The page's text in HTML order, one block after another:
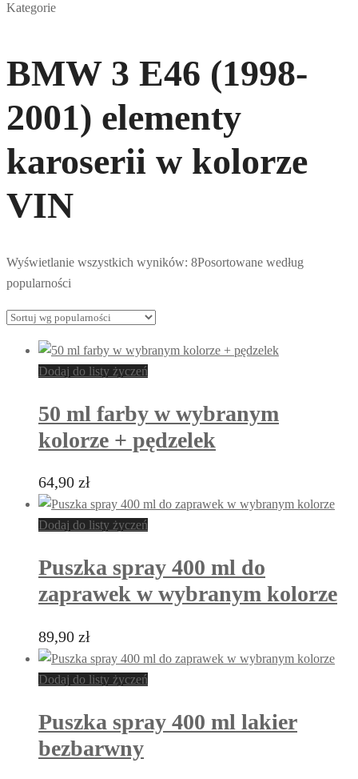
BMW 3 E46 (1998-
2001) elementy
karoserii w kolorze
VIN
Wyświetlanie wszystkich wyników: 8Posortowane według
popularności
Dodaj do listy życzeń
50 ml farby w wybranym
kolorze + pędzelek
64,90 zł
Dodaj do listy życzeń
Puszka spray 400 ml do
zaprawek w wybranym kolorze
89,90 zł
Dodaj do listy życzeń
Puszka spray 400 ml lakier
bezbarwny
Kategorie